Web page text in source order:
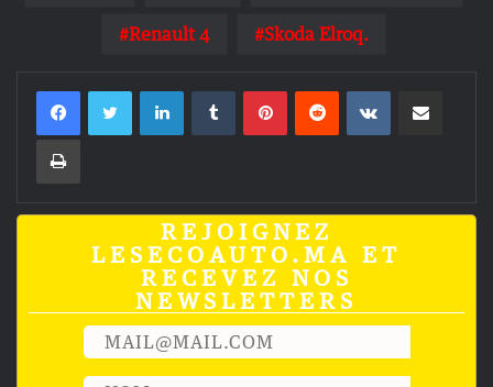
Renault 4 Skoda Elroq.
LinkedinTumblrPinterestReddit VKontakte
Imprimer
REJOIGNEZ
LESECOAUTO.MA ET
RECEVEZ NOS
NEWSLETTERS